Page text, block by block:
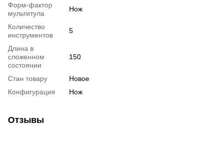
Форм-фактор
мультитула
Нож
Количество
инструментов
5
Длина в
сложенном
состоянии
150
Стан товару
Новое
Конфигурация
Нож
Отзывы